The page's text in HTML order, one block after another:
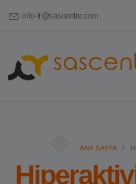
info-tr@sascentre.com
ANA SAYFA